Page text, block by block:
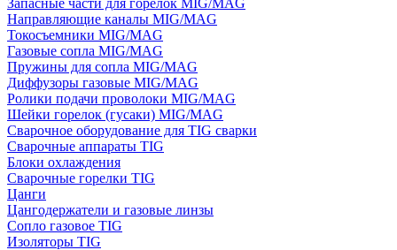
Запасные части для горелок MIG/MAG
Направляющие каналы MIG/MAG
Токосъемники MIG/MAG
Газовые сопла MIG/MAG
Пружины для сопла MIG/MAG
Диффузоры газовые MIG/MAG
Ролики подачи проволоки MIG/MAG
Шейки горелок (гусаки) MIG/MAG
Сварочное оборудование для TIG сварки
Сварочные аппараты TIG
Блоки охлаждения
Сварочные горелки TIG
Цанги
Цангодержатели и газовые линзы
Сопло газовое TIG
Изоляторы TIG